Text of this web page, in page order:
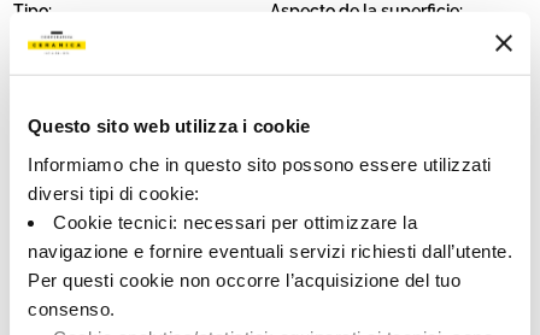
Questo sito web utilizza i cookie
Informiamo che in questo sito possono essere utilizzati
diversi tipi di cookie:
Cookie tecnici: necessari per ottimizzare la
navigazione e fornire eventuali servizi richiesti dall’utente.
Per questi cookie non occorre l’acquisizione del tuo
consenso.
Tipo:
Fondo
Formato:
Aspecto de la superficie:
Destonalización:
Unidad de medida:
Share: